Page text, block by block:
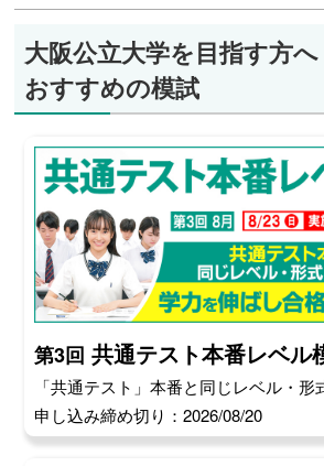
大阪公立大学を目指す方へ
おすすめの模試
第3回 共通テスト本番レベル
「共通テスト」本番と同じレベル・形
申し込み締め切り：2026/08/20